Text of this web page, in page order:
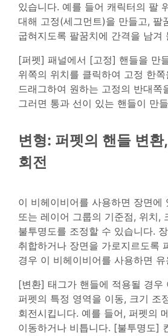
있습니다. 예를 들어 캐릭터의 팔
대해 고정(세그먼트)을 만들고, 팔
굽혀지도록 팔꿈치에 간격을 남겨
[퍼펫] 패널에서 [고정] 핸들을 만
위쪽의 위치를 클릭하여 고정 한
드래그하여 원하는 고정의 반대쪽
그러면 통과 선이 있는 핸들이 만
변형: 퍼펫의 핸들 변
회전
이 비헤이비어를 사용하면 장면에
또는 레이어 그룹의 기준점, 위치,
불투명도를 조정할 수 있습니다.
취합하거나 장면을 가로지르도록
경우 이 비헤이비어를 사용하면 유
[변환] 태그가 핸들에 적용될 경우
퍼펫의 특정 영역을 이동, 크기 조
회전시킵니다. 예를 들어, 퍼펫의
이동하거나 비틉니다. [불투명도]